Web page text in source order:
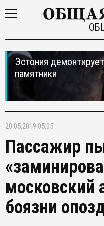
Эстония
памятники
20.05.2019 05:05
Пассажир
московский
боязни